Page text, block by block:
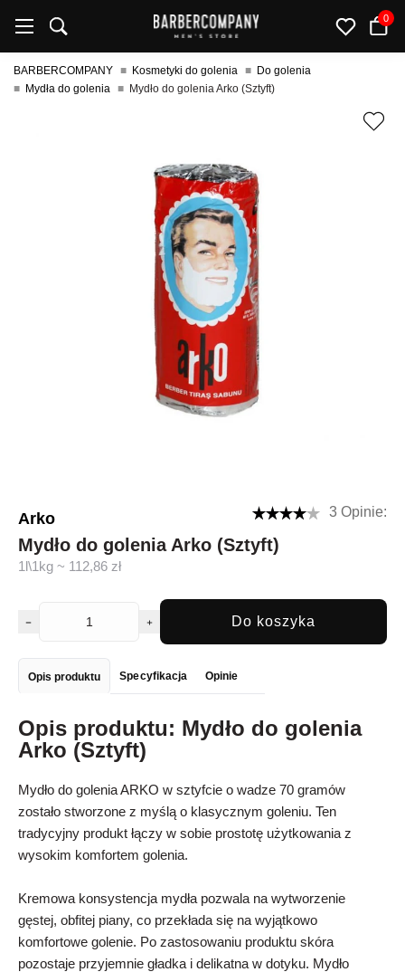
0
BARBERCOMPANY Kosmetyki do golenia
Do golenia
Mydła do golenia
Mydło do golenia Arko (Sztyft)
Arko 3 Opinie:
Mydło do golenia Arko (Sztyft)
1l\1kg ~ 112,86 zł
Do koszyka
Opis produktu Specyfikacja Opinie
Opis produktu: Mydło do golenia
Arko (Sztyft)
Mydło do golenia ARKO w sztyfcie o wadze 70 gramów
zostało stworzone z myślą o klasycznym goleniu. Ten
tradycyjny produkt łączy w sobie prostotę użytkowania z
wysokim komfortem golenia.
Kremowa konsystencja mydła pozwala na wytworzenie
gęstej, obfitej piany, co przekłada się na wyjątkowo
komfortowe golenie. Po zastosowaniu produktu skóra
pozostaje przyjemnie gładka i delikatna w dotyku. Mydło